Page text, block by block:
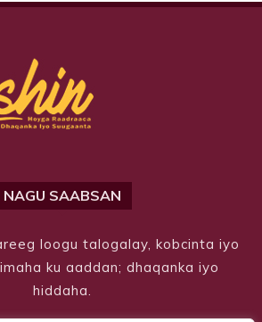
NAGU SAABSAN
loogu talogalay, kobcinta iyo
ku aaddan; dhaqanka iyo
hiddaha.